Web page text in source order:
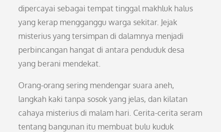
dipercayai sebagai tempat tinggal makhluk halus
yang kerap mengganggu warga sekitar. Jejak
misterius yang tersimpan di dalamnya menjadi
perbincangan hangat di antara penduduk desa
yang berani mendekat.
Orang-orang sering mendengar suara aneh,
langkah kaki tanpa sosok yang jelas, dan kilatan
cahaya misterius di malam hari. Cerita-cerita seram
tentang bangunan itu membuat bulu kuduk